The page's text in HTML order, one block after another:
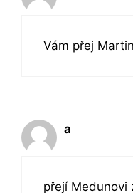
Vám přej
a
přejí Medunovi